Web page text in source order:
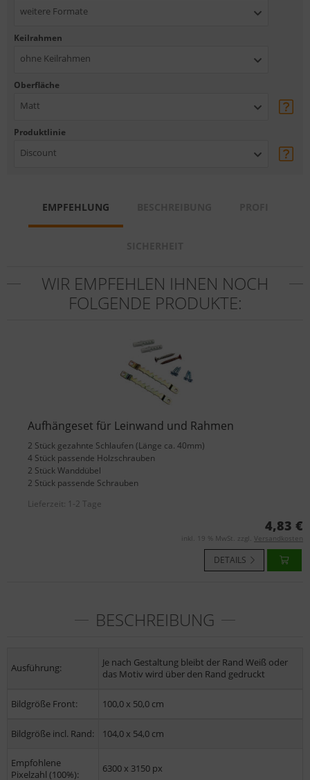
weitere Formate
Keilrahmen
ohne Keilrahmen
Oberfläche
Matt
Produktlinie
Discount
EMPFEHLUNG
WIR EMPFEHLEN IHNEN NOCH
FOLGENDE PRODUKTE:
Aufhängeset für Leinwand und Rahmen
2 Stück gezahnte Schlaufen (Länge ca. 40mm)
4 Stück passende Holzschrauben
2 Stück Wanddübel
2 Stück passende Schrauben
Lieferzeit: 1-2 Tage
4,83 €
inkl. 19 % MwSt. zzgl. Versandkosten
DETAILS
BESCHREIBUNG
Ausführung:
Je nach Gestaltung bleibt der Rand Weiß oder
das Motiv wird über den Rand gedruckt
Bildgröße Front: 100,0 x 50,0 cm
Bildgröße incl. Rand: 104,0 x 54,0 cm
Empfohlene
Pixelzahl (100%):
6300 x 3150 px